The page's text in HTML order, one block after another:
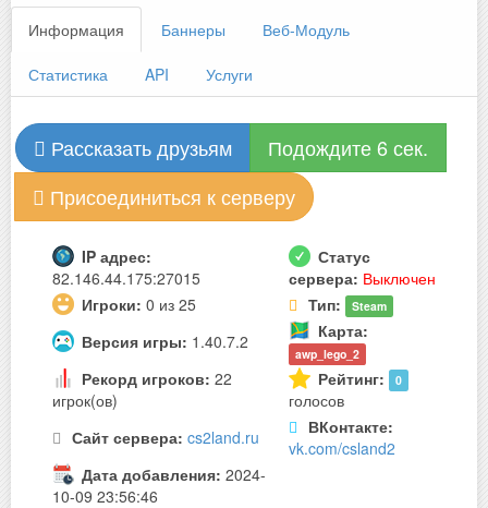
Информация Баннеры Веб-Модуль
Статистика API Услуги
Рассказать друзьям
Подождите 6 сек.
Присоединиться к серверу
IP адрес:
82.146.44.175:27015
Статус
сервера: Выключен
Игроки: 0 из 25 Тип: Steam
Версия игры: 1.40.7.2 Карта:
awp_lego_2
Рекорд игроков: 22
игрок(ов)
Рейтинг: 0
голосов
Сайт сервера: cs2land.ru
ВКонтакте:
vk.com/csland2
Дата добавления: 2024-
10-09 23:56:46